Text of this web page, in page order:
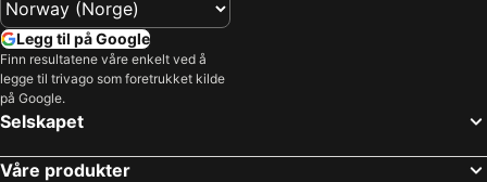
Legg til på Google
Finn resultatene våre enkelt ved å
legge til trivago som foretrukket kilde
på Google.
Selskapet
Våre produkter